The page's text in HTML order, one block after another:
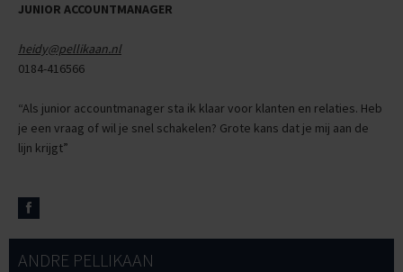
JUNIOR ACCOUNTMANAGER
heidy@pellikaan.nl
0184-416566
“Als junior accountmanager sta ik klaar voor klanten en relaties. Heb
je een vraag of wil je snel schakelen? Grote kans dat je mij aan de
lijn krijgt”
ANDRE PELLIKAAN